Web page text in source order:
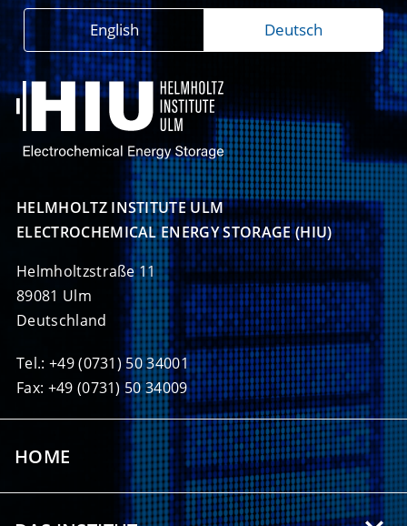
HELMHOLTZ INSTITUTE ULM
ELECTROCHEMICAL ENERGY STORAGE (HIU)
Helmholtzstraße 11
89081 Ulm
Deutschland
Tel.: +49 (0731) 50 34001
Fax: +49 (0731) 50 34009
English Deutsch
HOME